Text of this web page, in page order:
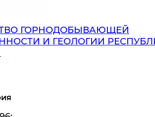
ГОРНОДОБЫВАЮЩЕЙ
И ГЕОЛОГИИ